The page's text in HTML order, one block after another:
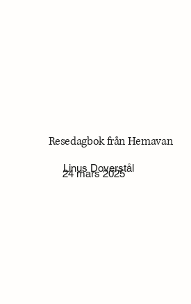
Resedagbok från Hemavan
Linus Doverstål
24 mars 2025